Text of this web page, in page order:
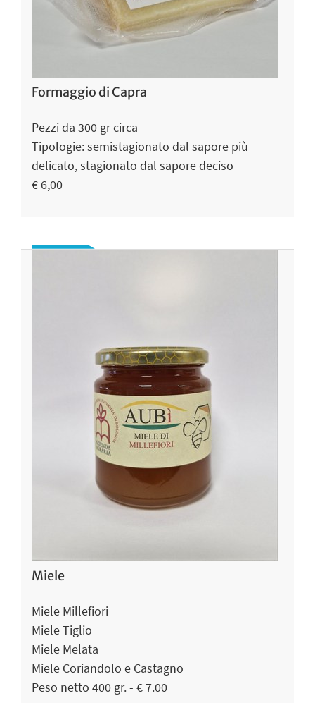
Formaggio di Capra
Pezzi da 300 gr circa
Tipologie: semistagionato dal sapore più
delicato, stagionato dal sapore deciso
€ 6,00
Miele
Miele Millefiori
Miele Tiglio
Miele Melata
Miele Coriandolo e Castagno
Peso netto 400 gr. - € 7.00